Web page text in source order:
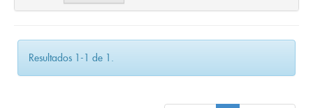
Resultados 1-1 de 1.